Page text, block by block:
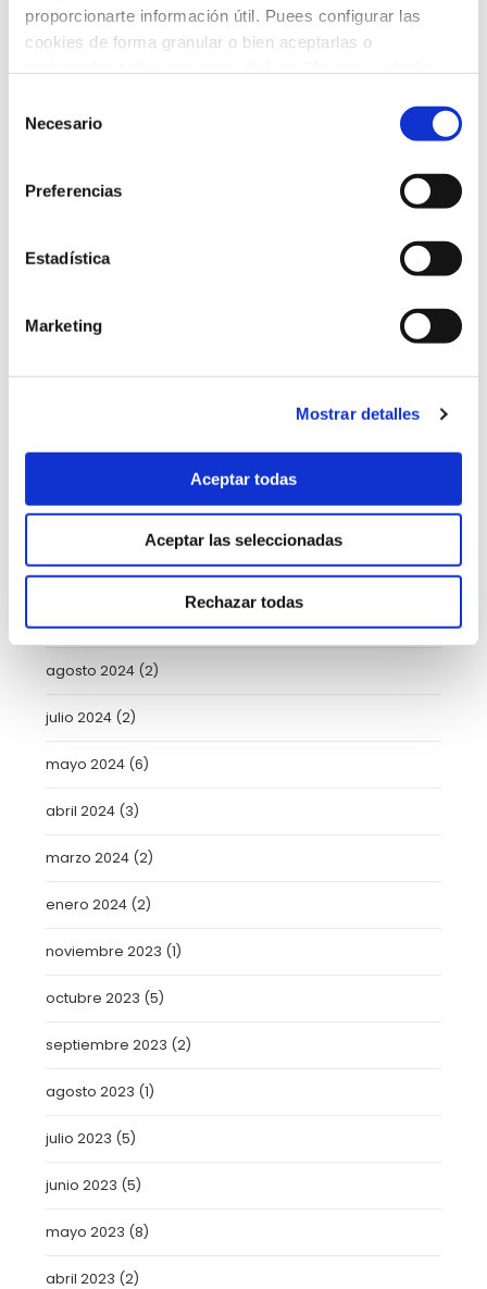
proporcionarte información útil. Puees configurar las
cookies de forma granular o bien aceptarlas o
política de cookies
Necesario
Preferencias
Estadística
Marketing
Mostrar detalles
Aceptar todas
Aceptar las seleccionadas
Rechazar todas
octubre 2025 (8)
junio 2025(6)
mayo 2025
noviembre 2024 (3)
octubre 2024(4)
septiembre 2024(2)
agosto 2024 (2)
julio 2024 (2)
mayo 2024 (6)
abril 2024 (3)
marzo 2024 (2)
enero 2024 (2)
noviembre 2023 (1)
octubre 2023 (5)
septiembre 2023 (2)
agosto 2023 (1)
julio 2023 (5)
junio 2023 (5)
mayo 2023 (8)
abril 2023 (2)